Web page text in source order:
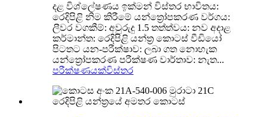
දළ විශ්ලේෂණය ඉක්මන් විස්තර භාවිතය:
රෙදිපිළි නිම කිරීමේ යන්ත්‍රෝපකරණ වර්ගය:
ලීවර වගකීම්: අවුරුදු 1.5 තත්ත්වය: නව අදාළ
කර්මාන්ත: රෙදිපිළි යන්ත්‍ර කොටස් වීඩියෝ
පිටතට යන-පරීක්ෂාව: ලබා ගත නොහැක
යන්ත්‍රෝපකරණ පරීක්ෂණ වාර්තාව: නැත...
පරීක්ෂණයක්විස්තර